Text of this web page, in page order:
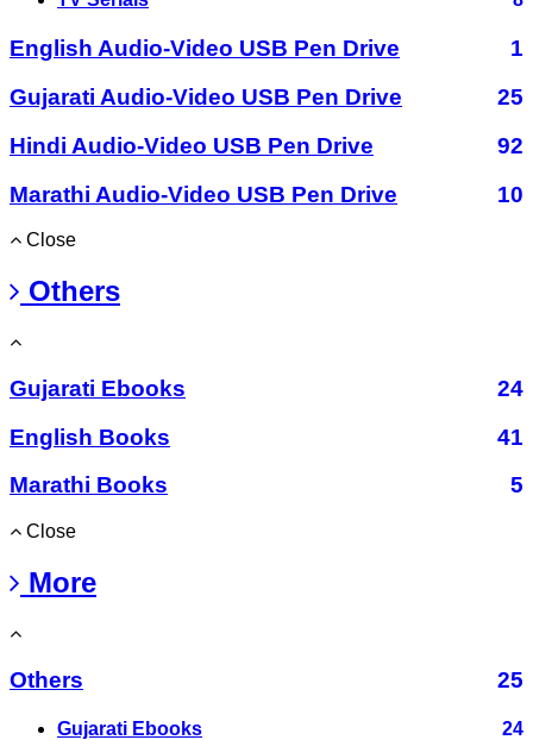
English Audio-Video USB Pen Drive
1
Gujarati Audio-Video USB Pen Drive
25
Hindi Audio-Video USB Pen Drive
92
Marathi Audio-Video USB Pen Drive
10
Close
Others
Gujarati Ebooks
24
English Books
41
Marathi Books
5
Close
More
Others 25
Gujarati Ebooks 24